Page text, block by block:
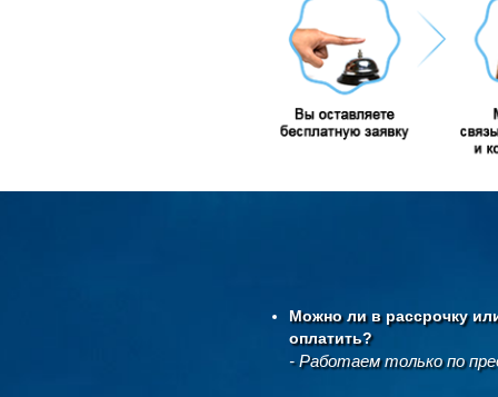
Можно ли в рассрочку
оплатить?
- Работаем только по